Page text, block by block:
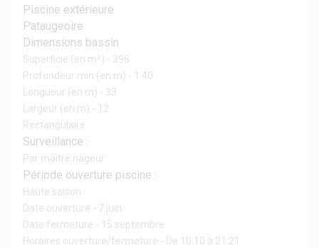
Piscine extérieure
Pataugeoire
Dimensions bassin
Superficie (en m²) - 396
Profondeur min (en m) - 1.40
Longueur (en m) - 33
Largeur (en m) - 12
Rectangulaire
Surveillance :
Par maître nageur
Période ouverture piscine :
Haute saison
Date ouverture - 7 juin
Date fermeture - 15 septembre
Horaires ouverture/fermeture - De 10:10 à 21:21